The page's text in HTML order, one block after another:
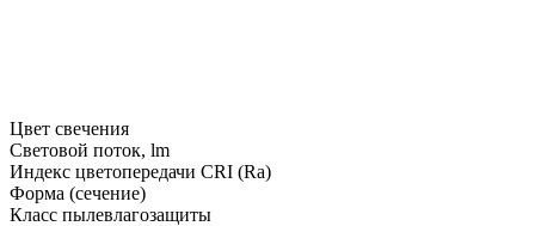
Цвет свечения
Световой поток, lm
Индекс цветопередачи CRI (Ra)
Форма (сечение)
Класс пылевлагозащиты